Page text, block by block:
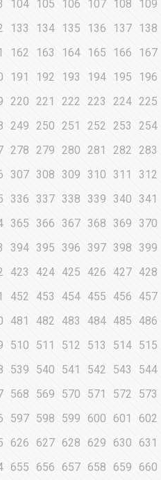
104 105 106 107 108 109
133 134 135 136 137 138
162 163 164 165 166 167
191 192 193 194 195 196
220 221 222 223 224 225
249 250 251 252 253 254
278 279 280 281 282 283
307 308 309 310 311 312
336 337 338 339 340 341
365 366 367 368 369 370
394 395 396 397 398 399
423 424 425 426 427 428
452 453 454 455 456 457
481 482 483 484 485 486
510 511 512 513 514 515
539 540 541 542 543 544
568 569 570 571 572 573
597 598 599 600 601 602
626 627 628 629 630 631
655 656 657 658 659 660